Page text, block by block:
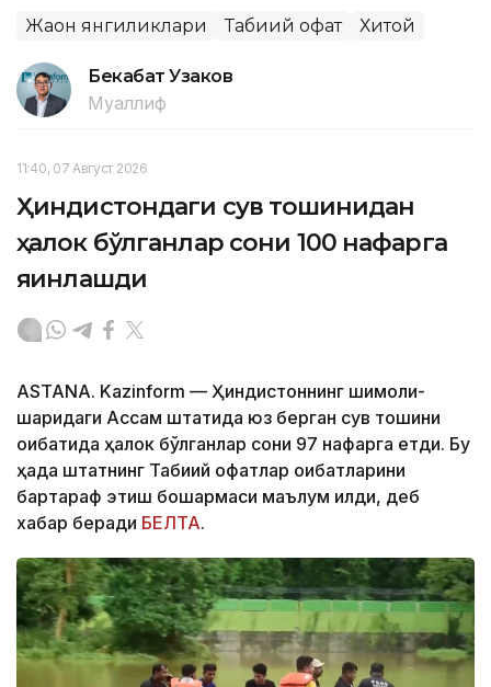
Жаҳон янгиликлари Табиий офат Хитой
Бекабат Узаков
Муаллиф
11:40, 07 Август 2026
Ҳиндистондаги сув тошқинидан
ҳалок бўлганлар сони 100 нафарга
яқинлашди
ASTANA. Kazinform — Ҳиндистоннинг шимоли-
шарқидаги Ассам штатида юз берган сув тошқини
оқибатида ҳалок бўлганлар сони 97 нафарга етди. Бу
ҳақда штатнинг Табиий офатлар оқибатларини
бартараф этиш бошқармаси маълум қилди, деб
хабар беради БЕЛТА.